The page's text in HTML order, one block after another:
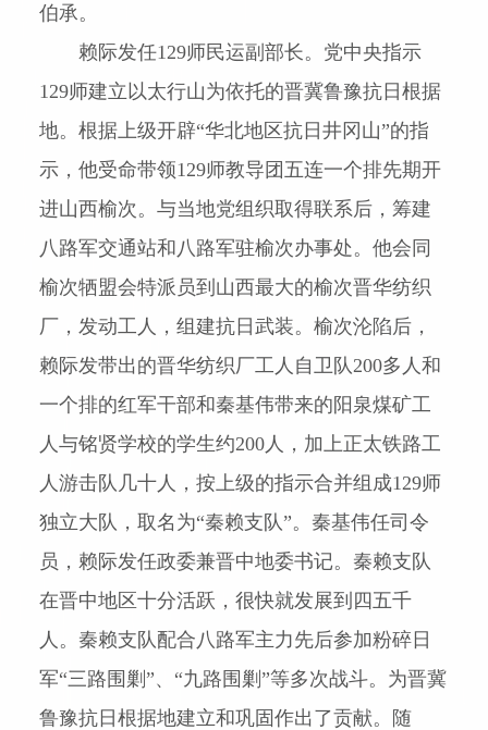
伯承。
赖际发任129师民运副部长。党中央指示
129师建立以太行山为依托的晋冀鲁豫抗日根据
地。根据上级开辟“华北地区抗日井冈山”的指
示，他受命带领129师教导团五连一个排先期开
进山西榆次。与当地党组织取得联系后，筹建
八路军交通站和八路军驻榆次办事处。他会同
榆次牺盟会特派员到山西最大的榆次晋华纺织
厂，发动工人，组建抗日武装。榆次沦陷后，
赖际发带出的晋华纺织厂工人自卫队 200多人和
一个排的红军干部和秦基伟带来的阳泉煤矿工
人与铭贤学校的学生约200 人，加上正太铁路工
人游击队几十人，按上级的指示合并组成129师
独立大队，取名为“秦赖支队”。秦基伟任司令
员，赖际发任政委兼晋中地委书记。秦赖支队
在晋中地区十分活跃，很快就发展到四五千
人。秦赖支队配合八路军主力先后参加粉碎日
军“三路围剿”、“九路围剿”等多次战斗。为晋冀
鲁豫抗日根据地建立和巩固作出了贡献。随